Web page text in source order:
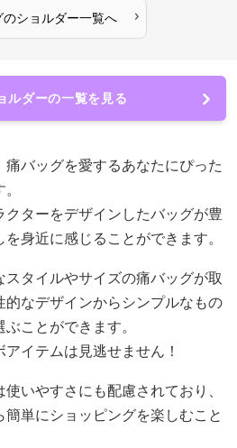
のショルダー一覧へ ›
ルダーの一覧を見る
痛バッグを愛するあなたにぴった
クターをデザインしたバッグが豊
身近に感じることができます。
タイルやサイズの痛バッグが取
的なデザインからシンプルなもの
ことができます。
イテムは見逃せません！
いやすさにも配慮されており、
簡単にショッピングを楽しむこと